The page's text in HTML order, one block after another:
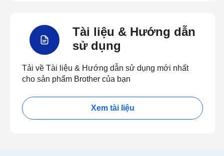
Tài liệu & Hướng dẫn
sử dụng
Tải về Tài liệu & Hướng dẫn sử dụng mới nhất
cho sản phẩm Brother của bạn
Xem tài liệu